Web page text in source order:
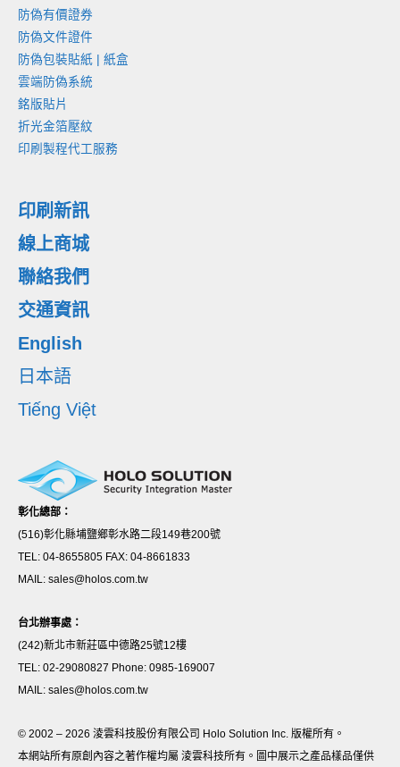
防偽有價證券
防偽文件證件
防偽包裝貼紙 | 紙盒
雲端防偽系統
銘版貼片
折光金箔壓紋
印刷製程代工服務
印刷新訊
線上商城
聯絡我們
交通資訊
English
日本語
Tiếng Việt
彰化總部：
(516)彰化縣埔鹽鄉彰水路二段149巷200號
TEL: 04-8655805 FAX: 04-8661833
MAIL: sales@holos.com.tw
台北辦事處：
(242)新北市新莊區中德路25號12樓
TEL: 02-29080827 Phone: 0985-169007
MAIL: sales@holos.com.tw
© 2002 – 2026 淩雲科技股份有限公司 Holo Solution Inc. 版權所有。
本網站所有原創內容之著作權均屬 淩雲科技所有。圖中展示之產品樣品僅供